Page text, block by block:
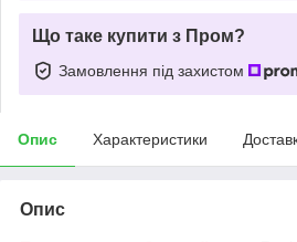
Що таке купити з Пром?
Замовлення під захистом
Опис Характеристики
Опис